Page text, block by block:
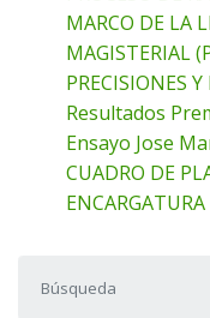
MARCO DE LA
MAGISTERIAL
PRECISIONES
Resultados
Ensayo Jose
CUADRO DE